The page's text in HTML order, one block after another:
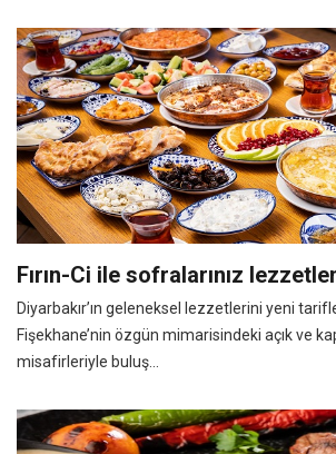
Fırın-Ci ile sofralarınız
Diyarbakır’ın geleneksel lezzetlerini yeni
Fişekhane’nin özgün mimarisindeki açık ve
misafirleriyle buluş...